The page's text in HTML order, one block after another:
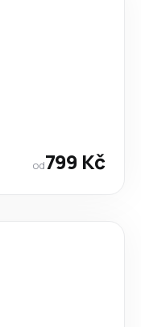
od799 Kč